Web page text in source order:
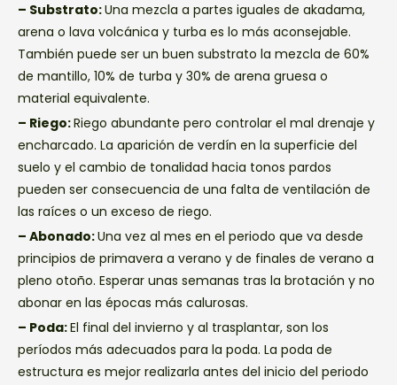
– Substrato:Una mezcla a partes iguales de akadama,
arena o lava volcánica y turba es lo más aconsejable.
También puede ser un buen substrato la mezcla de 60%
de mantillo, 10% de turba y 30% de arena gruesa o
material equivalente.
– Riego:Riego abundante pero controlar el mal drenaje y
encharcado. La aparición de verdín en la superficie del
suelo y el cambio de tonalidad hacia tonos pardos
pueden ser consecuencia de una falta de ventilación de
las raíces o un exceso de riego.
– Abonado:Una vez al mes en el periodo que va desde
principios de primavera a verano y de finales de verano a
pleno otoño. Esperar unas semanas tras la brotación y no
abonar en las épocas más calurosas.
– Poda:El final del invierno y al trasplantar, son los
períodos más adecuados para la poda. La poda de
estructura es mejor realizarla antes del inicio del periodo